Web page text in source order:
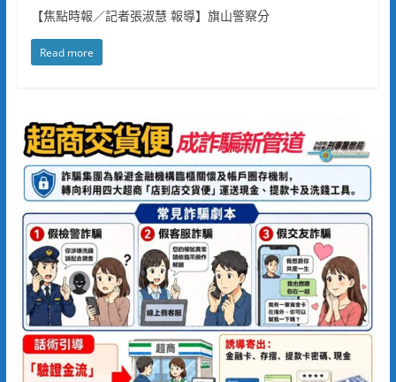
【焦點時報／記者張淑慧 報導】旗山警察分
Read more